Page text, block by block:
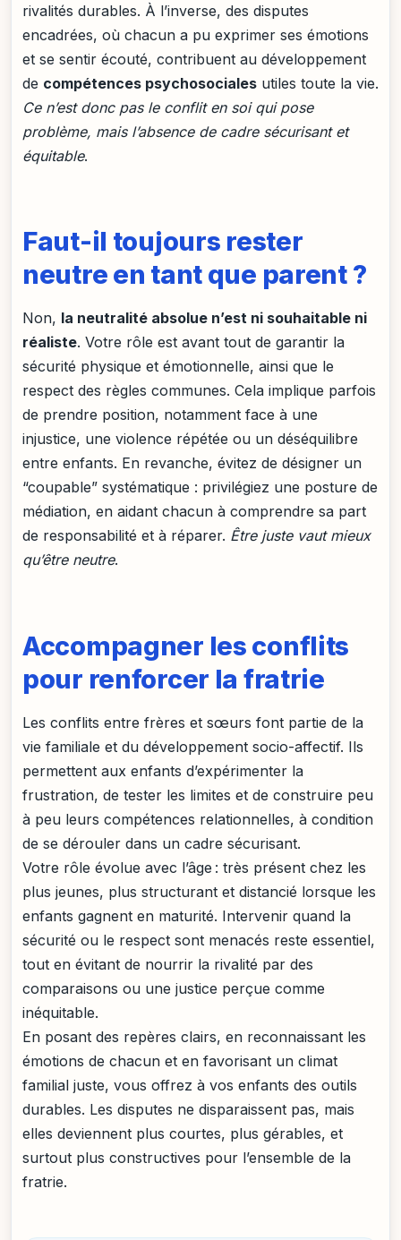
rivalités durables. À l’inverse, des disputes
encadrées, où chacun a pu exprimer ses émotions
et se sentir écouté, contribuent au développement
de compétences psychosociales utiles toute la vie.
Ce n’est donc pas le conflit en soi qui pose
problème, mais l’absence de cadre sécurisant et
équitable.
Faut-il toujours rester
neutre en tant que parent ?
Non, la neutralité absolue n’est ni souhaitable ni
réaliste. Votre rôle est avant tout de garantir la
sécurité physique et émotionnelle, ainsi que le
respect des règles communes. Cela implique parfois
de prendre position, notamment face à une
injustice, une violence répétée ou un déséquilibre
entre enfants. En revanche, évitez de désigner un
“coupable” systématique : privilégiez une posture de
médiation, en aidant chacun à comprendre sa part
de responsabilité et à réparer. Être juste vaut mieux
qu’être neutre.
Accompagner les conflits
pour renforcer la fratrie
Les conflits entre frères et sœurs font partie de la
vie familiale et du développement socio-affectif. Ils
permettent aux enfants d’expérimenter la
frustration, de tester les limites et de construire peu
à peu leurs compétences relationnelles, à condition
de se dérouler dans un cadre sécurisant.
Votre rôle évolue avec l’âge : très présent chez les
plus jeunes, plus structurant et distancié lorsque les
enfants gagnent en maturité. Intervenir quand la
sécurité ou le respect sont menacés reste essentiel,
tout en évitant de nourrir la rivalité par des
comparaisons ou une justice perçue comme
inéquitable.
En posant des repères clairs, en reconnaissant les
émotions de chacun et en favorisant un climat
familial juste, vous offrez à vos enfants des outils
durables. Les disputes ne disparaissent pas, mais
elles deviennent plus courtes, plus gérables, et
surtout plus constructives pour l’ensemble de la
fratrie.